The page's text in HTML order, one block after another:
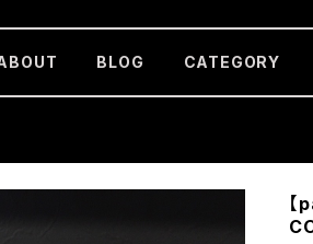
BLOG CATEGORY